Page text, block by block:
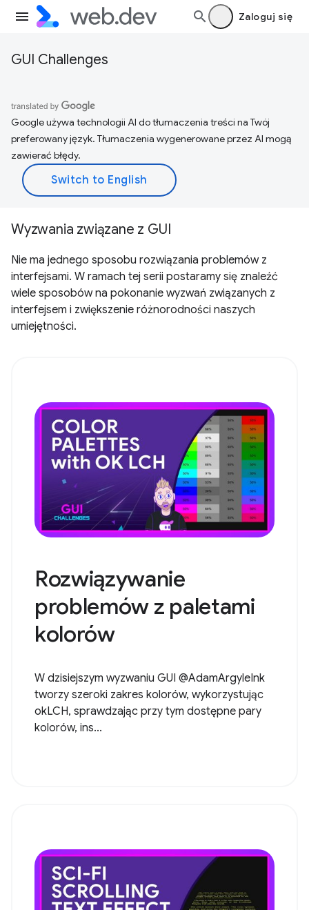
Zaloguj się
GUI Challenges
Google używa technologii AI do tłumaczenia treści na Twój
preferowany język. Tłumaczenia wygenerowane przez AI mogą
zawierać błędy.
Wyzwania związane z GUI
Nie ma jednego sposobu rozwiązania problemów z
interfejsami. W ramach tej serii postaramy się znaleźć
wiele sposobów na pokonanie wyzwań związanych z
interfejsem i zwiększenie różnorodności naszych
umiejętności.
Rozwiązywanie
problemów z paletami
kolorów
W dzisiejszym wyzwaniu GUI @AdamArgyleInk
tworzy szeroki zakres kolorów, wykorzystując
okLCH, sprawdzając przy tym dostępne pary
kolorów, ins...